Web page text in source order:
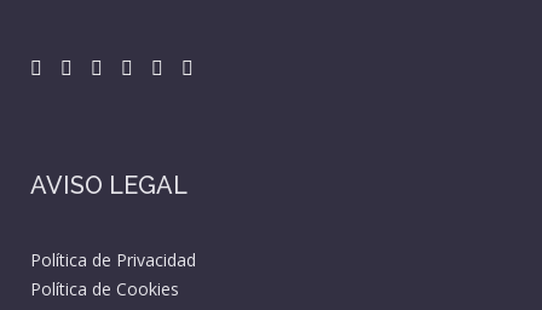
AVISO LEGAL
Política de Privacidad
Política de Cookies